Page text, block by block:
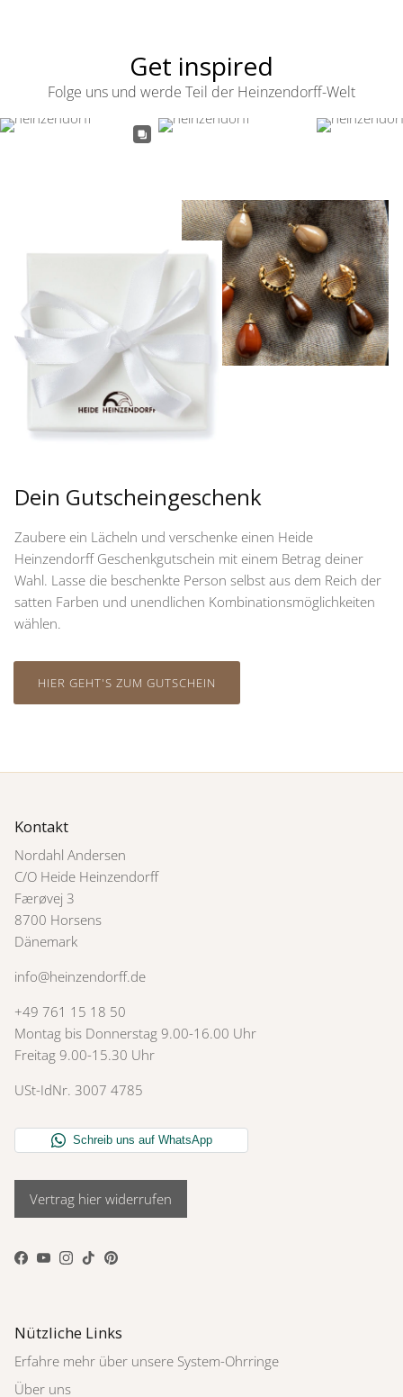
Get inspired
Folge uns und werde Teil der Heinzendorff-Welt
Dein Gutscheingeschenk
Zaubere ein Lächeln und verschenke einen Heide
Heinzendorff Geschenkgutschein mit einem Betrag deiner
Wahl. Lasse die beschenkte Person selbst aus dem Reich der
satten Farben und unendlichen Kombinationsmöglichkeiten
wählen.
HIER GEHT'S ZUM GUTSCHEIN
Kontakt
Nordahl Andersen
C/O Heide Heinzendorff
Færøvej 3
8700 Horsens
Dänemark
info@heinzendorff.de
+49 761 15 18 50
Montag bis Donnerstag 9.00-16.00 Uhr
Freitag 9.00-15.30 Uhr
USt-IdNr. 3007 4785
Vertrag hier widerrufen
Facebook
YouTube
Instagram
TikTokPinterest
Nützliche Links
Erfahre mehr über unsere System-Ohrringe
Über uns